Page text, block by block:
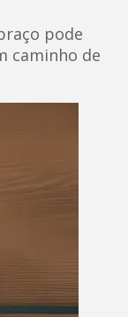
pode
caminho de